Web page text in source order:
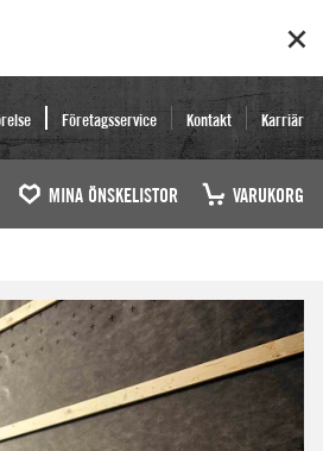
Företagsservice Kontakt Karriär
MINA ÖNSKELISTOR VARUKORG